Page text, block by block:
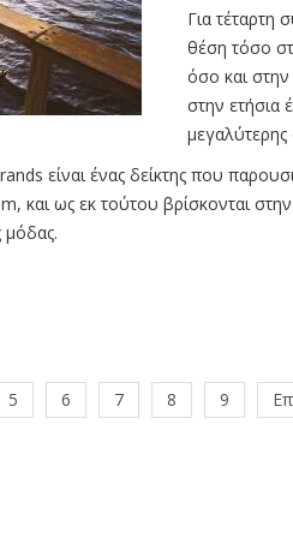
Για τέταρτη
θέση τόσο
όσο και
στην ετήσια
μεγαλύτερης
είναι ένας δείκτης που
και ως εκ τούτου βρίσκονται
μόδας.
5 6 7 8 9